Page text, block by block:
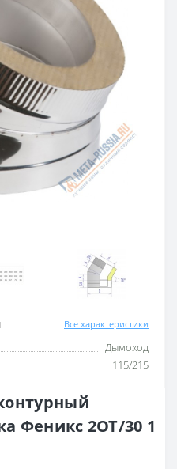
Все характеристики
Дымоход
115/215
Феникс 2ОТ/30 1